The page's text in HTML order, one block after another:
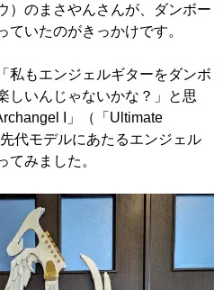
）のまさやんさんが、ダンボー
ていたのがきっかけです。
私もエンジェルギターをダンボ
しいんじゃないかな？」と思
I」（「Ultimate
代モデルにあたるエンジェル
てみました。